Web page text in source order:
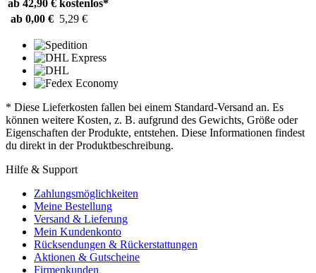
ab 42,90 € kostenlos*
ab 0,00 € 5,29 €
* Diese Lieferkosten fallen bei einem Standard-Versand an. Es
können weitere Kosten, z. B. aufgrund des Gewichts, Größe oder
Eigenschaften der Produkte, entstehen. Diese Informationen findest
du direkt in der Produktbeschreibung.
Hilfe & Support
Zahlungsmöglichkeiten
Meine Bestellung
Versand & Lieferung
Mein Kundenkonto
Rücksendungen & Rückerstattungen
Aktionen & Gutscheine
Firmenkunden